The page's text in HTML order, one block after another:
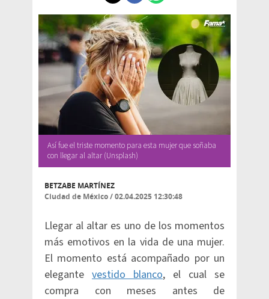
Así fue el triste momento para esta mujer que soñaba
con llegar al altar (Unsplash)
BETZABE MARTÍNEZ
Ciudad de México/02.04.2025 12:30:48
Llegar al altar es uno de los momentos
más emotivos en la vida de una mujer.
El momento está acompañado por un
elegante vestido blanco, el cual se
compra con meses antes de